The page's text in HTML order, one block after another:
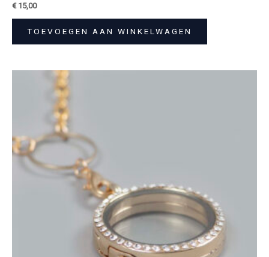
€15,00
TOEVOEGEN AAN WINKELWAGEN